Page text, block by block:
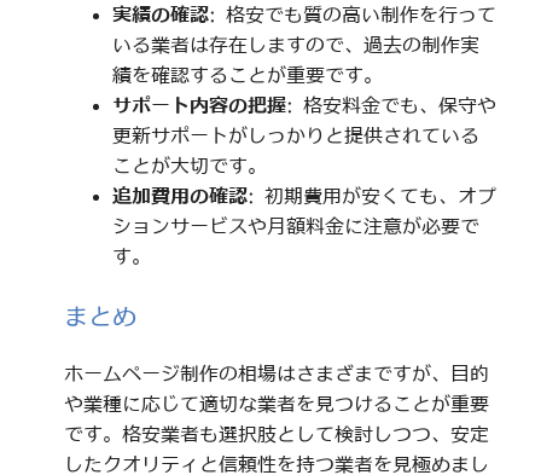
実績の確認: 格安でも質の高い制作を行って
いる業者は存在しますので、過去の制作実
績を確認することが重要です。
サポート内容の把握: 格安料金でも、保守や
更新サポートがしっかりと提供されている
ことが大切です。
追加費用の確認: 初期費用が安くても、オプ
ションサービスや月額料金に注意が必要で
す。
まとめ
ホームページ制作の相場はさまざまですが、目的
や業種に応じて適切な業者を見つけることが重要
です。格安業者も選択肢として検討しつつ、安定
したクオリティと信頼性を持つ業者を見極めまし